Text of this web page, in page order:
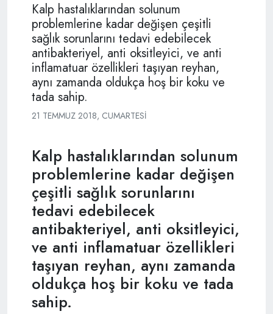
Kalp hastalıklarından solunum
problemlerine kadar değişen çeşitli
sağlık sorunlarını tedavi edebilecek
antibakteriyel, anti oksitleyici, ve anti
inflamatuar özellikleri taşıyan reyhan,
aynı zamanda oldukça hoş bir koku ve
tada sahip.
21 TEMMUZ 2018, CUMARTESI
Kalp hastalıklarından solunum
problemlerine kadar değişen
çeşitli sağlık sorunlarını
tedavi edebilecek
antibakteriyel, anti oksitleyici,
ve anti inflamatuar özellikleri
taşıyan reyhan, aynı zamanda
oldukça hoş bir koku ve tada
sahip.